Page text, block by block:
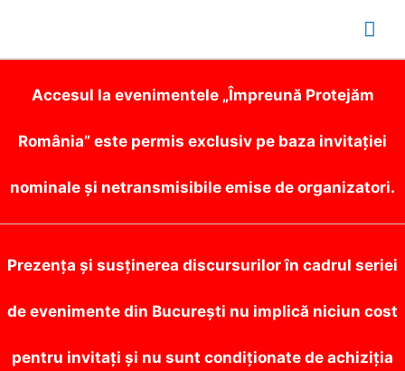
Accesul la evenimentele „Împreună Protejăm
România” este permis exclusiv pe baza invitației
nominale și netransmisibile emise de organizatori.
Prezența și susținerea discursurilor în cadrul seriei
de evenimente din București nu implică niciun cost
pentru invitați și nu sunt condiționate de achiziția